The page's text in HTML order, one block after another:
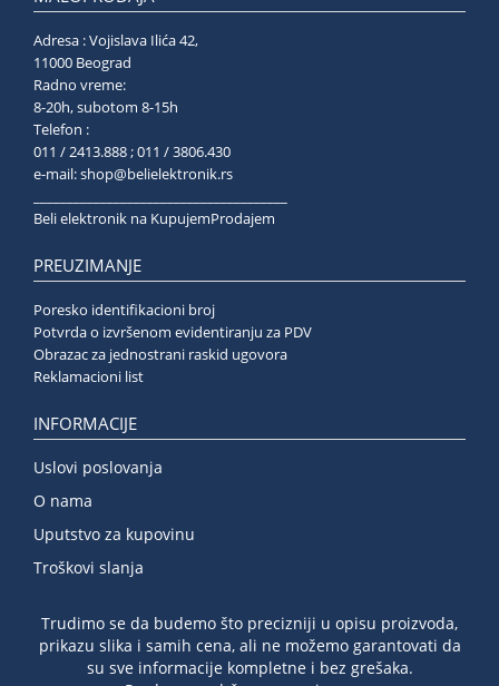
Adresa : Vojislava Ilića 42,
11000 Beograd
Radno vreme:
8-20h, subotom 8-15h
Telefon :
011 / 2413.888 ; 011 / 3806.430
e-mail:shop@belielektronik.rs
Beli elektronik na KupujemProdajem
PREUZIMANJE
Poresko identifikacioni broj
Potvrda o izvršenom evidentiranju za PDV
Obrazac za jednostrani raskid ugovora
Reklamacioni list
INFORMACIJE
Uslovi poslovanja
O nama
Uputstvo za kupovinu
Troškovi slanja
Trudimo se da budemo što precizniji u opisu proizvoda,
prikazu slika i samih cena, ali ne možemo garantovati da
su sve informacije kompletne i bez grešaka.